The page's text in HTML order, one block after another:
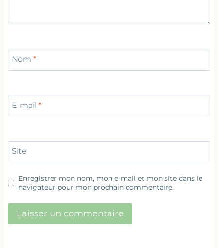
Nom *
E-mail *
Site
Enregistrer mon nom, mon e-mail et mon site dans le
navigateur pour mon prochain commentaire.